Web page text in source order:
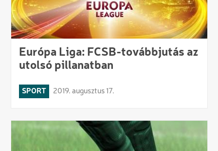
Európa Liga: FCSB-továbbjutás az
utolsó pillanatban
SPORT 2019. augusztus 17.